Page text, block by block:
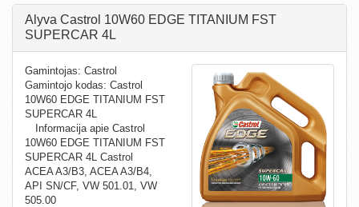
Alyva Castrol 10W60 EDGE TITANIUM FST
SUPERCAR 4L
Gamintojas: Castrol
Gamintojo kodas: Castrol
10W60 EDGE TITANIUM FST
SUPERCAR 4L
Informacija apie Castrol
10W60 EDGE TITANIUM FST
SUPERCAR 4L Castrol
ACEA A3/B3, ACEA A3/B4,
API SN/CF, VW 501.01, VW
505.00